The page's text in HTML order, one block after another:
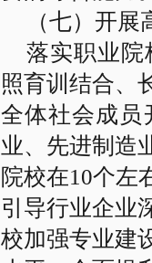
（七）开
落实职业院
照育训结合、
全体社会成员
业、先进制造
院校在10个左
引导行业企业
校加强专业建